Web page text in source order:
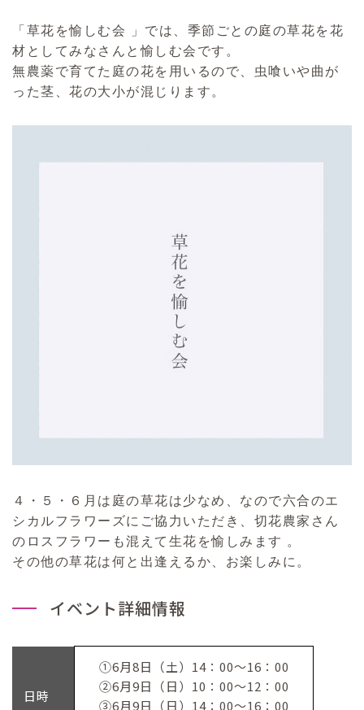
「草花を愉しむ会 」では、季節ごとの庭の草花を花
材としてみなさんと愉しむ会です。
無農薬で育てた庭の花を用いるので、虫喰いや曲が
った茎、花の大小が混じります。
４・５・６月は庭の草花は少なめ、なので六合のエ
シカルフラワーズにご協力いただき、切花農家さん
のロスフラワーも混えて生花を愉しみます 。
その他の草花は何と出逢えるか、お楽しみに。
イベント詳細情報
日時
①6月8日（土）14：00～16：00
②6月9日（日）10：00～12：00
③6月9日（日）14：00～16：00